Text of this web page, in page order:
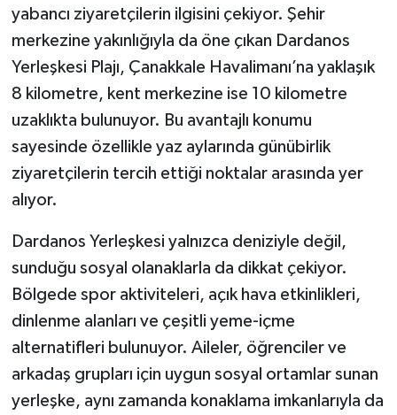
yabancı ziyaretçilerin ilgisini çekiyor. Şehir
merkezine yakınlığıyla da öne çıkan Dardanos
Yerleşkesi Plajı, Çanakkale Havalimanı’na yaklaşık
8 kilometre, kent merkezine ise 10 kilometre
uzaklıkta bulunuyor. Bu avantajlı konumu
sayesinde özellikle yaz aylarında günübirlik
ziyaretçilerin tercih ettiği noktalar arasında yer
alıyor.
Dardanos Yerleşkesi yalnızca deniziyle değil,
sunduğu sosyal olanaklarla da dikkat çekiyor.
Bölgede spor aktiviteleri, açık hava etkinlikleri,
dinlenme alanları ve çeşitli yeme-içme
alternatifleri bulunuyor. Aileler, öğrenciler ve
arkadaş grupları için uygun sosyal ortamlar sunan
yerleşke, aynı zamanda konaklama imkanlarıyla da